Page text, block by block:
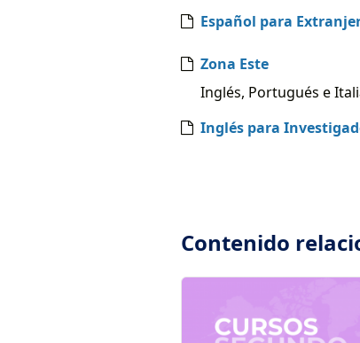
Español para
Zona Este
Inglés, Portugués e
Inglés para
Contenido